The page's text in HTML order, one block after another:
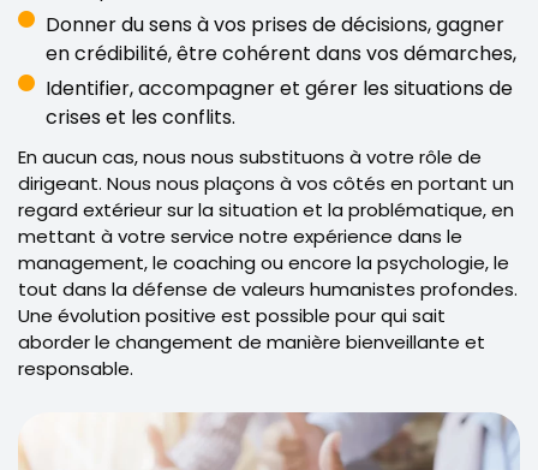
Donner du sens à vos prises de décisions, gagner
en crédibilité, être cohérent dans vos démarches,
Identifier, accompagner et gérer les situations de
crises et les conflits.
En aucun cas, nous nous substituons à votre rôle de
dirigeant. Nous nous plaçons à vos côtés en portant un
regard extérieur sur la situation et la problématique, en
mettant à votre service notre expérience dans le
management, le coaching ou encore la psychologie, le
tout dans la défense de valeurs humanistes profondes.
Une évolution positive est possible pour qui sait
aborder le changement de manière bienveillante et
responsable.